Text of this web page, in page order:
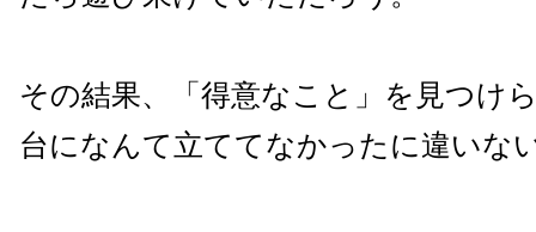
その結果、「得意なこと」を見つけ
台になんて立ててなかったに違いな